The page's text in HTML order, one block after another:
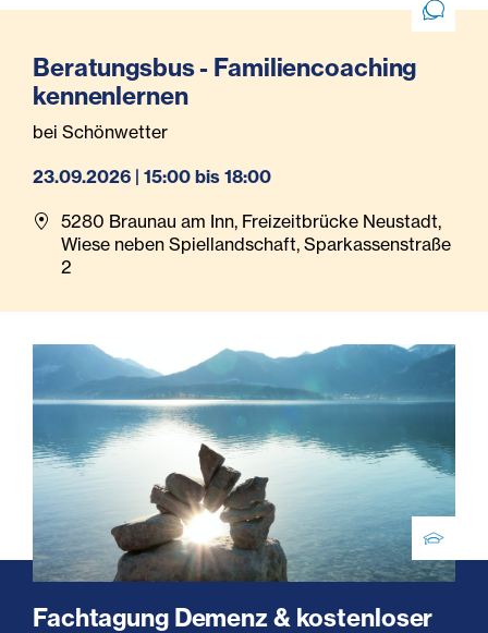
Beratungsbus - Familiencoaching
kennenlernen
bei Schönwetter
23.09.2026 | 15:00 bis 18:00
5280 Braunau am Inn, Freizeitbrücke Neustadt,
Wiese neben Spiellandschaft, Sparkassenstraße
2
Fachtagung Demenz & kostenloser